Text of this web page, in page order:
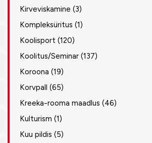
Kirveviskamine (3)
Kompleksüritus (1)
Koolisport (120)
Koolitus/Seminar (137)
Koroona (19)
Korvpall (65)
Kreeka-rooma maadlus (46)
Kulturism (1)
Kuu pildis (5)